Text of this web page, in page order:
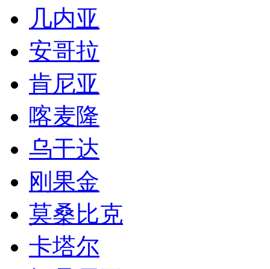
几内亚
安哥拉
肯尼亚
喀麦隆
乌干达
刚果金
莫桑比克
卡塔尔